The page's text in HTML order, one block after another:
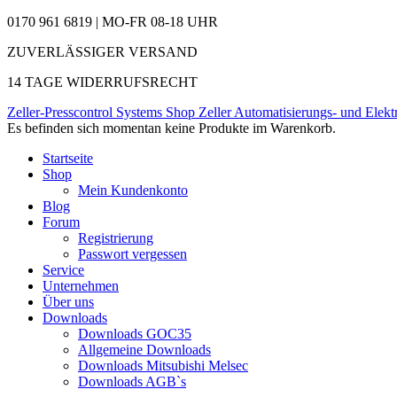
0170 961 6819 | MO-FR 08-18 UHR
ZUVERLÄSSIGER VERSAND
14 TAGE WIDERRUFSRECHT
Zeller-Presscontrol Systems Shop Zeller Automatisierungs- und
Es befinden sich momentan keine Produkte im Warenkorb.
Startseite
Shop
Mein Kundenkonto
Blog
Forum
Registrierung
Passwort vergessen
Service
Unternehmen
Über uns
Downloads
Downloads GOC35
Allgemeine Downloads
Downloads Mitsubishi Melsec
Downloads AGB`s